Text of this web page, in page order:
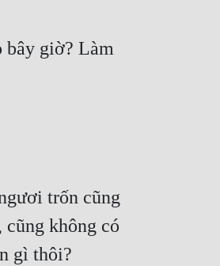
bây giờ? Làm
trốn cũng
không có
gì thôi?